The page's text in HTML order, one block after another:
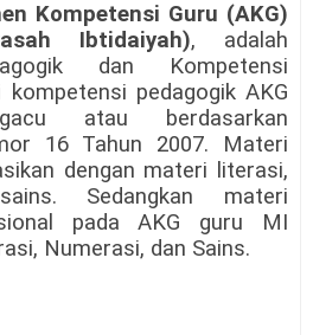
Kompetensi Guru (AKG)
Ibtidaiyah), adalah
dan Kompetensi
pedagogik AKG
atau berdasarkan
16 Tahun 2007. Materi
dengan materi literasi,
Sedangkan materi
pada AKG guru MI
Numerasi, dan Sains.